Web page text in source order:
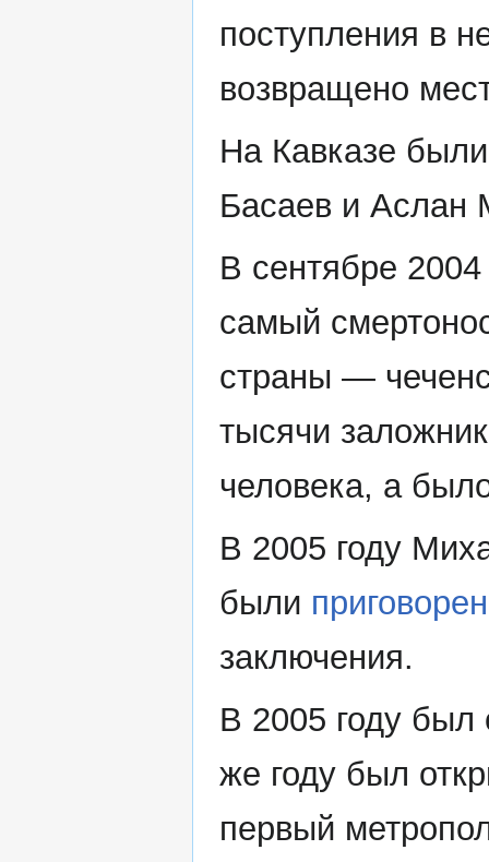
поступления в
возвращено
На Кавказе
Басаев и Аслан
В сентябре
самый
страны —
тысячи
человека, а
В 2005 году
были
заключения.
В 2005 году был
же году был
первый